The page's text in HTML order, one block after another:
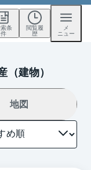
条
件
閲覧履
歴
メ
ニュー
建物）
地図
間取り